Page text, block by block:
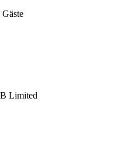
Limited